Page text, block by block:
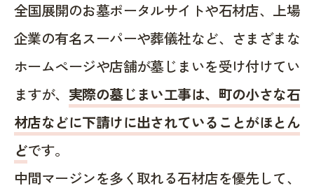
全国展開のお墓ポータルサイトや石材店、上場
企業の有名スーパーや葬儀社など、さまざまな
ホームページや店舗が墓じまいを受け付けてい
ますが、 実際の墓じまい工事は、町の小さな石
材店などに下請けに出されていることがほとん
どです。
中間マージンを多く取れる石材店を優先して、